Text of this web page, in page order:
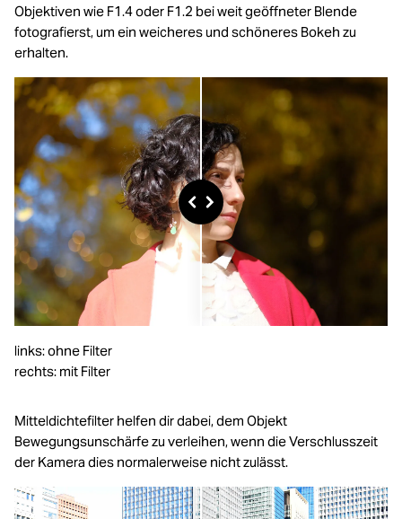
Objektiven wie F1.4 oder F1.2 bei weit geöffneter Blende
fotografierst, um ein weicheres und schöneres Bokeh zu
erhalten.
links: ohne Filter
rechts: mit Filter
Mitteldichtefilter helfen dir dabei, dem Objekt
Bewegungsunschärfe zu verleihen, wenn die Verschlusszeit
der Kamera dies normalerweise nicht zulässt.